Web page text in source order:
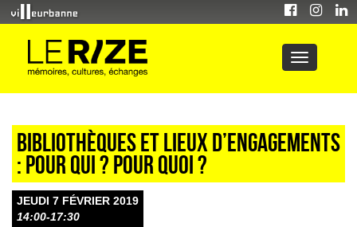
Bibliothèques et lieux d’engagements
: Pour qui ? Pour quoi ?
JEUDI 7 FÉVRIER 2019
14:00-17:30